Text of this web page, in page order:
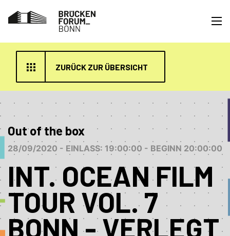
ZURÜCK ZUR ÜBERSICHT
Out of the box
28/09/2020 - EINLASS: 19:00:00 - BEGINN 20:00:00
INT. OCEAN FILM
TOUR VOL. 7
BONN - VERLEGT